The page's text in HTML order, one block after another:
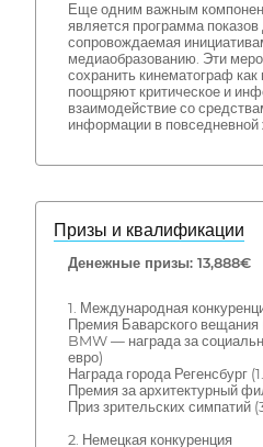
Еще одним важным
является программа
сопровождаемая
медиаобразованию. Эти
сохранить кинематограф как
поощряют критическое и
взаимодействие со
информации в повседневной
Призы и квалификации
Денежные призы: 13,888€
1. Международная
Премия Баварского вещания
BMW — награда за
евро)
Награда города Регенсбург
Премия за архитектурный
Приз зрительских симпатий
2. Немецкая конкуренция